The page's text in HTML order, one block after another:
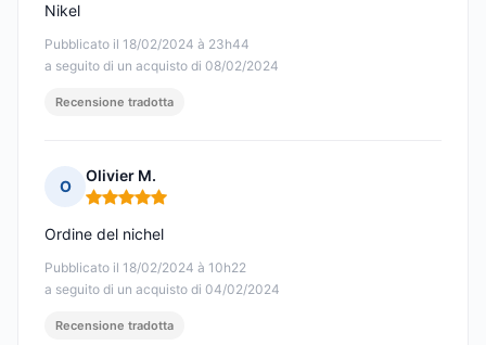
Pubblicato il 18/02/2024 à 23h44
a seguito di un acquisto di 08/02/2024
Nikel
Recensione tradotta
O
Olivier M.
Nota: 5 su 5
Pubblicato il 18/02/2024 à 10h22
a seguito di un acquisto di 04/02/2024
Ordine del nichel
Recensione tradotta